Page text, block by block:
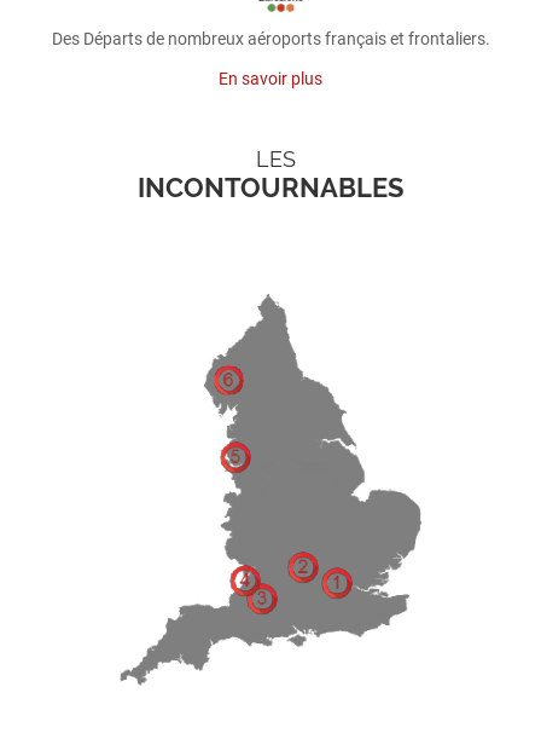
Des Départs de nombreux aéroports français et frontaliers.
En savoir plus
LES
INCONTOURNABLES